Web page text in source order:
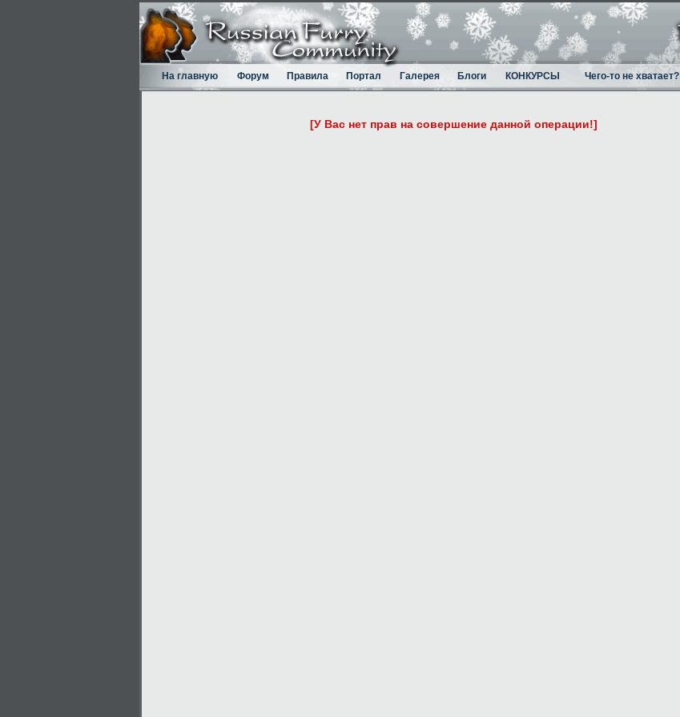
На главную Форум Правила Портал Галерея Блоги КОНКУРСЫ Чего-то не хватает?
[У Вас нет прав на совершение данной операции!]